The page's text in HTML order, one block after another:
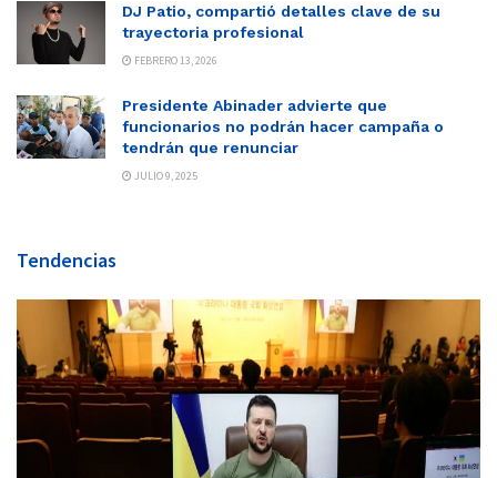
DJ Patio, compartió detalles clave de su
trayectoria profesional
FEBRERO 13, 2026
Presidente Abinader advierte que
funcionarios no podrán hacer campaña o
tendrán que renunciar
JULIO 9, 2025
Tendencias